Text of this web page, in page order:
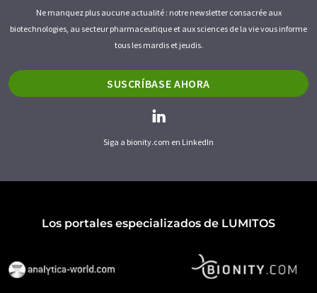
Ne manquez plus aucune actualité : notre newsletter consacrée aux
biotechnologies, au secteur pharmaceutique et aux sciences de la vie vous informe
tous les mardis et jeudis.
SUSCRÍBASE AHORA
Siga a bionity.com en LinkedIn
Los portales especializados de LUMITOS